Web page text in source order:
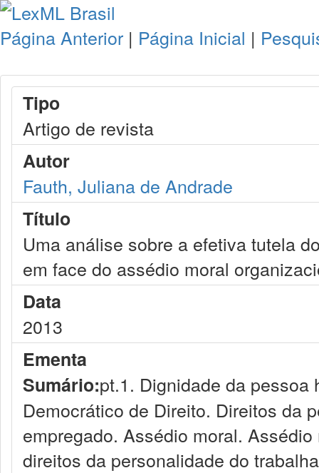
Página Anterior | Página Inicial |
Tipo
Artigo de revista
Autor
Fauth, Juliana de Andrade
Título
Uma análise sobre a efetiva tutela
em face do assédio moral
Data
2013
Ementa
Sumário:pt.1. Dignidade da pessoa
Democrático de Direito. Direitos da
empregado. Assédio moral.
direitos da personalidade do